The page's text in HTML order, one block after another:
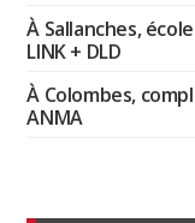
À Sallanches,
LINK + DLD
À Colombes,
ANMA